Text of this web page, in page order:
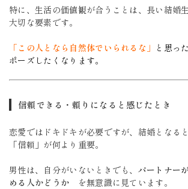
特に、生活の価値観が合うことは、長い結婚
大切な要素です。
「この人となら自然体でいられるな」 と思っ
ポーズしたくなります。
信頼できる・頼りになると感じたとき
恋愛ではドキドキが必要ですが、結婚となる
「信頼」が何より重要。
男性は、自分がいないときでも、 パートナー
める人かどうか
を無意識に見ています。